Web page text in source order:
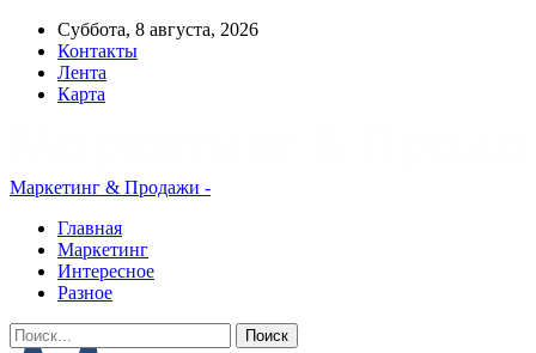
Суббота, 8 августа, 2026
Контакты
Лента
Карта
Маркетинг & Продажи -
Главная
Маркетинг
Интересное
Разное